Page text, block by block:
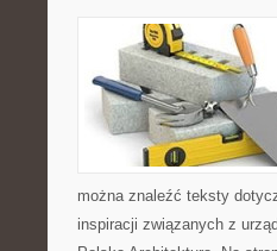
można znaleźć teksty
inspiracji związanych z